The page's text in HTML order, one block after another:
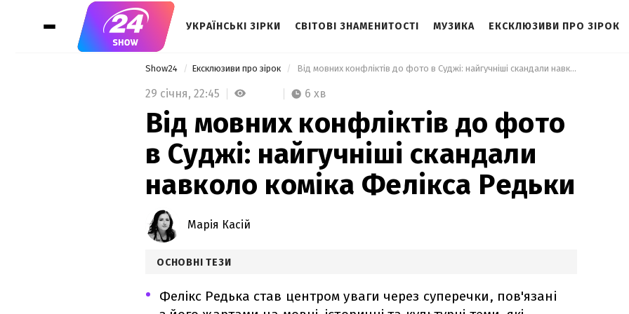
УКРАЇНСЬКІ ЗІРКИ СВІТОВІ ЗНАМЕНИТОСТІ МУЗИКА ЕКСКЛЮЗИВИ ПРО ЗІРОК
Show24 Ексклюзиви про зірок Від мовних конфліктів до фото в Суджі: найгучніші скандали навколо коміка Фелікса Редьки
29 січня, 22:45 6 хв
Від мовних конфліктів до фото
в Суджі: найгучніші скандали
навколо коміка Фелікса Редьки
Марія Касій
ОСНОВНІ ТЕЗИ
Фелікс Редька став центром уваги через суперечки, пов'язані